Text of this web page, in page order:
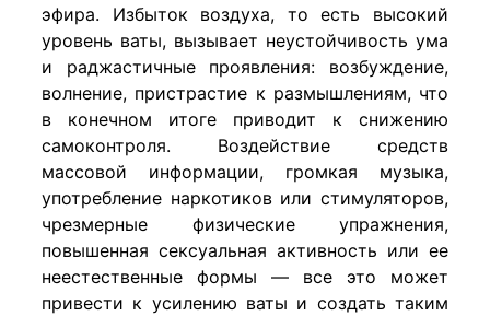
эфира. Избыток воздуха, то есть высокий
уровень ваты, вызывает неустойчивость ума
и раджастичные проявления: возбуждение,
волнение, пристрастие к размышлениям, что
в конечном итоге приводит к снижению
самоконтроля. Воздействие средств
массовой информации, громкая музыка,
употребление наркотиков или стимуляторов,
чрезмерные физические упражнения,
повышенная сексуальная активность или ее
неестественные формы — все это может
привести к усилению ваты и создать таким